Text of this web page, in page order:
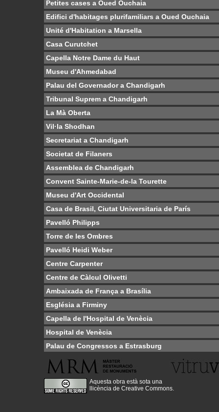
Petites cases a Oued Ouchaia
Edifici d'habitages plurifamiliars a Oued Ouchaia
Unité d'Habitation a Marsella
Casa Curutchet
Capella Notre Dame du Haut
Museu d'Ahmedabad
Palau del Governador a Chandigarh
Tribunal Suprem a Chandigarh
La Mà Oberta
Vil·la Shodhan
Secretariat a Chandigarh
Societat de Filaners
Assemblea de Chandigarh
Convent Sainte-Marie-de-la Tourette
Museu d'Art Occidental
Casa de Brasil, Ciutat Universitaria de París
Pavelló Philipps
Torre de les Ombres
Pavelló Heidi Weber
Centre Carpenter
Centre de Càlcul Olivetti
Ambaixada de França a Brasília
Església a Firminy
Capella de l'Hospital de Venècia
Hospital de Venècia
Palau de Congressos a Estrasburg
Aquesta obra està sota una
llicència de Creative Commons.